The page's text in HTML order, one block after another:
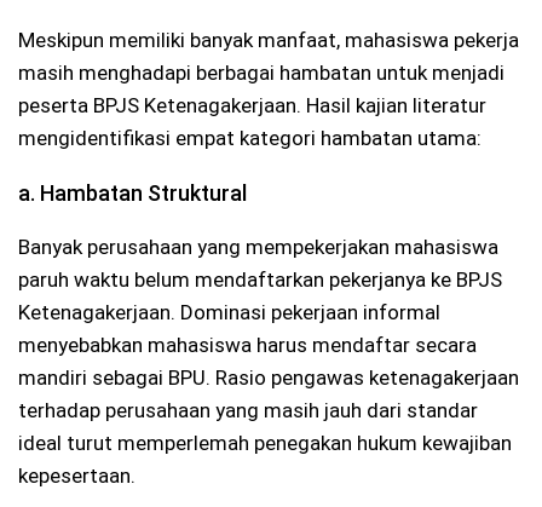
Meskipun memiliki banyak manfaat, mahasiswa pekerja
masih menghadapi berbagai hambatan untuk menjadi
peserta BPJS Ketenagakerjaan. Hasil kajian literatur
mengidentifikasi empat kategori hambatan utama:
a. Hambatan Struktural
Banyak perusahaan yang mempekerjakan mahasiswa
paruh waktu belum mendaftarkan pekerjanya ke BPJS
Ketenagakerjaan. Dominasi pekerjaan informal
menyebabkan mahasiswa harus mendaftar secara
mandiri sebagai BPU. Rasio pengawas ketenagakerjaan
terhadap perusahaan yang masih jauh dari standar
ideal turut memperlemah penegakan hukum kewajiban
kepesertaan.